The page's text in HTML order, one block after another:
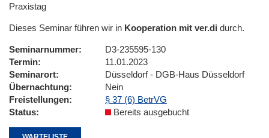
Praxistag
Dieses Seminar führen wir in Kooperation mit ver.di durch.
Seminarnummer
D3-235595-130
Termin
11.01.2023
Seminarort
Düsseldorf - DGB-Haus Düsseldorf
Übernachtung
Nein
Freistellungen
§ 37 (6) BetrVG
Status
Bereits ausgebucht